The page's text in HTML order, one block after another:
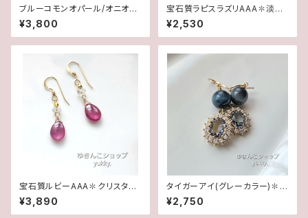
ブルーコモンオパール/オニオン
カット✽Silver925ピアス/イヤ
リング★
¥3,800
宝石質ラピスラズリAAA✽淡水
パール14kgfピアス/イヤリング
¥2,530
宝石質ルビーAAA✽クリスタル1
4kgfデザインピアス/イヤリング
¥3,890
タイガーアイ(グレーカラー)✽フ
レームガラス14kgfピアス/イヤ
リング
¥2,750